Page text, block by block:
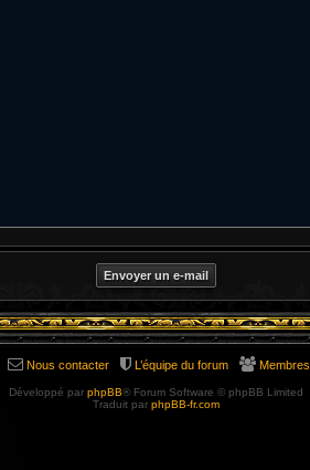
Membres
L’équipe du forum
Nous contacter
Développé par phpBB® Forum Software © phpBB Limited
Traduit par phpBB-fr.com